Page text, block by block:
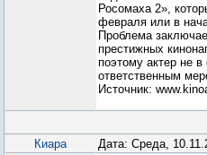
Росомаха 2»,
февраля или в
Проблема
престижных
поэтому актер не в
ответственным
Источник:
Киара Дата: Среда,